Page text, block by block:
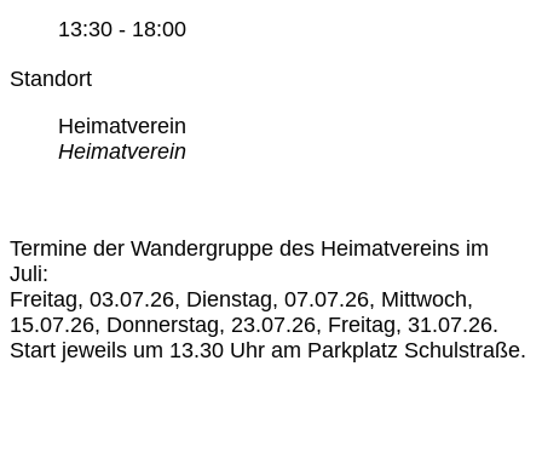
13:30 - 18:00
Standort
Heimatverein
Heimatverein
Termine der Wandergruppe des Heimatvereins im
Juli:
Freitag, 03.07.26, Dienstag, 07.07.26, Mittwoch,
15.07.26, Donnerstag, 23.07.26, Freitag, 31.07.26.
Start jeweils um 13.30 Uhr am Parkplatz Schulstraße.